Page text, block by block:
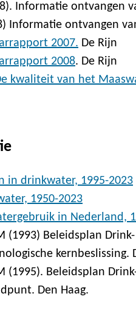
Informatie ontvangen
Informatie ontvangen
2007. De Rijn
2008. De Rijn
kwaliteit van het
in drinkwater, 1995-2023
1950-2023
in Nederland,
(1993) Beleidsplan
kernbeslissing.
(1995). Beleidsplan
Den Haag.